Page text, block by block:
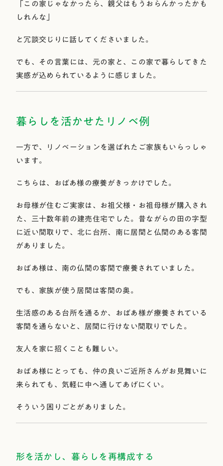
「この家じゃなかったら、親父はもうおらんかったかも
しれんな」
と冗談交じりに話してくださいました。
でも、その言葉には、元の家と、この家で暮らしてきた
実感が込められているように感じました。
暮らしを活かせたリノベ例
一方で、リノベーションを選ばれたご家族もいらっしゃ
います。
こちらは、おばあ様の療養がきっかけでした。
お母様が住むご実家は、お祖父様・お祖母様が購入され
た、三十数年前の建売住宅でした。昔ながらの田の字型
に近い間取りで、北に台所、南に居間と仏間のある客間
がありました。
おばあ様は、南の仏間の客間で療養されていました。
でも、家族が使う居間は客間の奥。
生活感のある台所を通るか、おばあ様が療養されている
客間を通らないと、居間に行けない間取りでした。
友人を家に招くことも難しい。
おばあ様にとっても、仲の良いご近所さんがお見舞いに
来られても、気軽に中へ通してあげにくい。
そういう困りごとがありました。
形を活かし、暮らしを再構成する